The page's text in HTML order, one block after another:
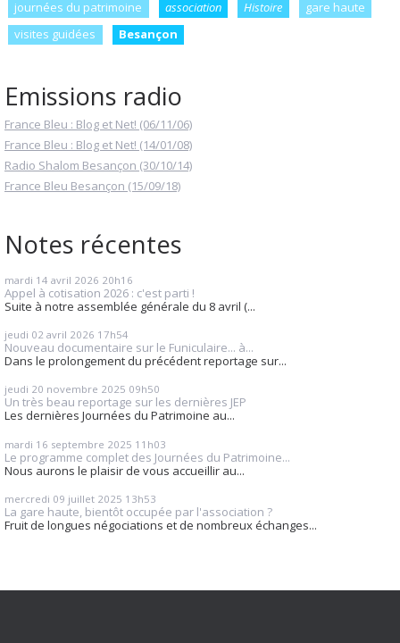
journées du patrimoine
association Histoire
gare haute
visites guidées
Besançon
Emissions radio
France Bleu : Blog et Net! (06/11/06)
France Bleu : Blog et Net! (14/01/08)
Radio Shalom Besançon (30/10/14)
France Bleu Besançon (15/09/18)
Notes récentes
mardi 14 avril 2026 20h16
Appel à cotisation 2026 : c'est parti !
Suite à notre assemblée générale du 8 avril (...
jeudi 02 avril 2026 17h54
Nouveau documentaire sur le Funiculaire... à...
Dans le prolongement du précédent reportage sur...
jeudi 20 novembre 2025 09h50
Un très beau reportage sur les dernières JEP
Les dernières Journées du Patrimoine au...
mardi 16 septembre 2025 11h03
Le programme complet des Journées du Patrimoine...
Nous aurons le plaisir de vous accueillir au...
mercredi 09 juillet 2025 13h53
La gare haute, bientôt occupée par l'association ?
Fruit de longues négociations et de nombreux échanges...